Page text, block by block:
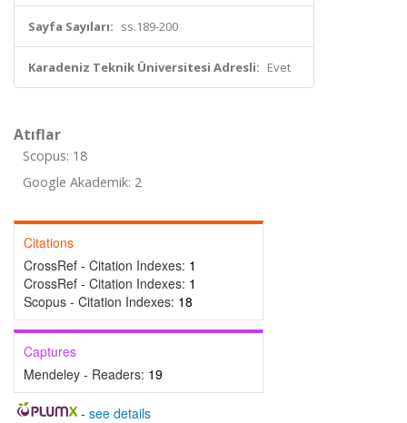
Sayfa Sayıları: ss.189-200
Karadeniz Teknik Üniversitesi Adresli: Evet
Atıflar
Scopus: 18
Google Akademik: 2
Citations
CrossRef - Citation Indexes: 1
CrossRef - Citation Indexes: 1
Scopus - Citation Indexes: 18
Captures
Mendeley - Readers: 19
- see details